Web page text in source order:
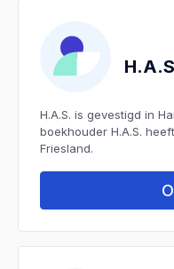
H.A.S. is gevestigd in
boekhouder H.A.S.
Friesland.